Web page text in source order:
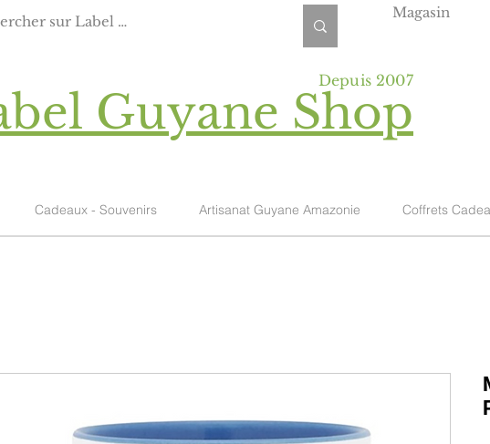
Magasin
Guyane Shop
Depuis 2007
Cadeaux - Souvenirs Artisanat Guyane Amazonie Coffrets